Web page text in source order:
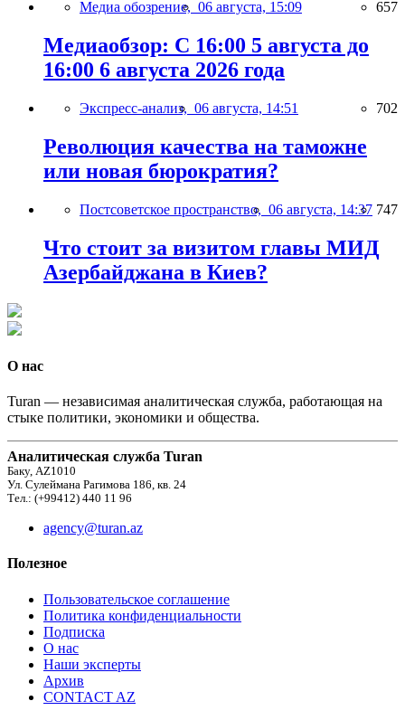
Медиа обозрение, 06 августа, 15:09 657
Медиаобзор: С 16:00 5 августа до
16:00 6 августа 2026 года
Экспресс-анализ, 06 августа, 14:51 702
Революция качества на таможне
или новая бюрократия?
Постсоветское пространство, 06 августа, 14:37 747
Что стоит за визитом главы МИД
Азербайджана в Киев?
О нас
Turan — независимая аналитическая служба, работающая на
стыке политики, экономики и общества.
Аналитическая служба Turan
Баку, AZ1010
Ул. Сулеймана Рагимова 186, кв. 24
Тел.: (+99412) 440 11 96
agency@turan.az
Полезное
Пользовательское соглашение
Политика конфиденциальности
Подписка
О нас
Наши эксперты
Архив
CONTACT AZ